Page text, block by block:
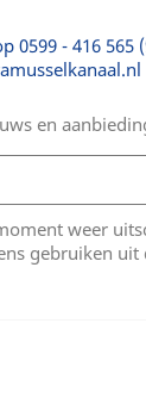
0599 - 416 565
en
weer
gebruiken uit